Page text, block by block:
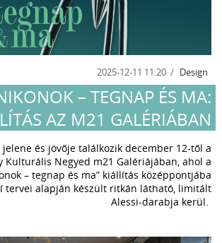
2025-12-11 11:20 Design
– TEGNAP ÉS MA:
AZ M21 GALÉRIÁBAN
és jövője találkozik december 12-től a
Kulturális Negyed m21 Galériájában, ahol a
– tegnap és ma” kiállítás középpontjába
tervei alapján készült ritkán látható, limitált
Alessi-darabja kerül.